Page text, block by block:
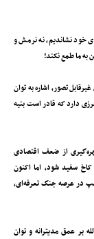
خود نشاندیم، نه نرمش و
به ما طمع نکند!
تصور، اشاره به توان
دارد که قادر است بنیه
رقابت‌های انتخابات ریاست جمهوری ۲۰۲۴ با بهره‌گیری از ضعف اقتصادی
سفید شود، اما اکنون
در عرصه جنگ تعرفه‌ای،
بر عمق مدیترانه و توان